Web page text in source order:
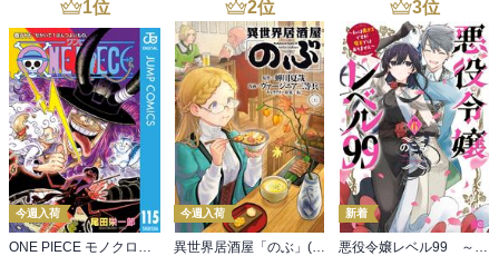
1位
今週入荷
ONE PIECE モノクロ版 115
2位
今週入荷
異世界居酒屋「のぶ」(22)
3位
新着
悪役令嬢レベル99 ～私は裏ボスですが魔王ではありません～ その６